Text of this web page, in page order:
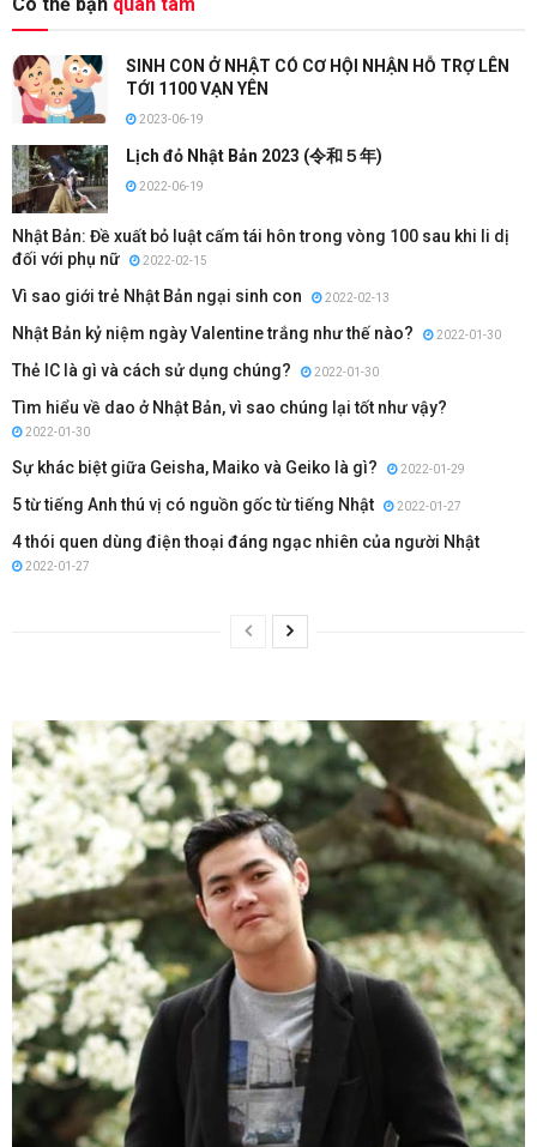
SINH CON Ở NHẬT CÓ CƠ HỘI NHẬN HỖ TRỢ LÊN
TỚI 1100 VẠN YÊN
2023-06-19
Lịch đỏ Nhật Bản 2023 (令和５年)
2022-06-19
Nhật Bản: Đề xuất bỏ luật cấm tái hôn trong vòng 100 sau khi li dị
đối với phụ nữ
2022-02-15
Vì sao giới trẻ Nhật Bản ngại sinh con 2022-02-13
Nhật Bản kỷ niệm ngày Valentine trắng như thế nào? 2022-01-30
Thẻ IC là gì và cách sử dụng chúng? 2022-01-30
Tìm hiểu về dao ở Nhật Bản, vì sao chúng lại tốt như vậy?
2022-01-30
Sự khác biệt giữa Geisha, Maiko và Geiko là gì? 2022-01-29
5 từ tiếng Anh thú vị có nguồn gốc từ tiếng Nhật 2022-01-27
4 thói quen dùng điện thoại đáng ngạc nhiên của người Nhật
2022-01-27